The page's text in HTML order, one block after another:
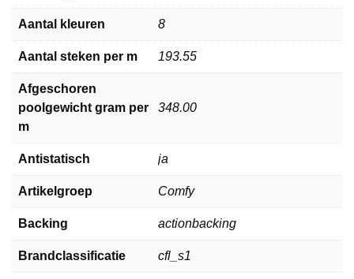
Aantal kleuren 8
Aantal steken per m 193.55
Afgeschoren
poolgewicht gram per
m
348.00
Antistatisch ja
Artikelgroep Comfy
Backing actionbacking
Brandclassificatie cfl_s1